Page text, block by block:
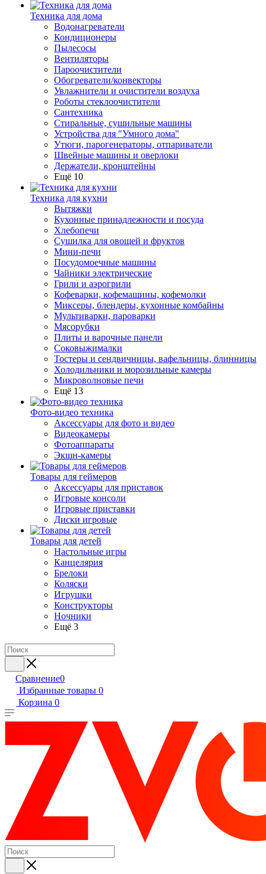
Техника для дома
Водонагреватели
Кондиционеры
Пылесосы
Вентиляторы
Пароочистители
Обогреватели/конвекторы
Увлажнители и очистители воздуха
Роботы стеклоочистители
Сантехника
Стиральные, сушильные машины
Устройства для "Умного дома"
Утюги, парогенераторы, отпариватели
Швейные машины и оверлоки
Держатели, кронштейны
Ещё 10
Техника для кухни
Вытяжки
Кухонные принадлежности и посуда
Хлебопечи
Сушилка для овощей и фруктов
Мини-печи
Посудомоечные машины
Чайники электрические
Грили и аэрогрили
Кофеварки, кофемашины, кофемолки
Миксеры, блендеры, кухонные комбайны
Мультиварки, пароварки
Мясорубки
Плиты и варочные панели
Соковыжималки
Тостеры и сендвичницы, вафельницы, блинницы
Холодильники и морозильные камеры
Микроволновые печи
Ещё 13
Фото-видео техника
Аксессуары для фото и видео
Видеокамеры
Фотоаппараты
Экшн-камеры
Товары для геймеров
Аксессуары для приставок
Игровые консоли
Игровые приставки
Диски игровые
Товары для детей
Настольные игры
Канцелярия
Брелоки
Коляски
Игрушки
Конструкторы
Ночники
Ещё 3
Сравнение0
Избранные товары 0
Корзина 0